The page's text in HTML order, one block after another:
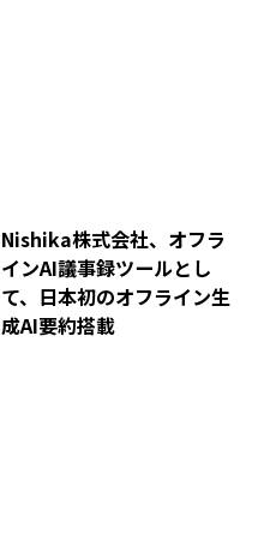
Nishika株式会社、オフラ
インAI議事録ツールとし
て、日本初のオフライン生
成AI要約搭載